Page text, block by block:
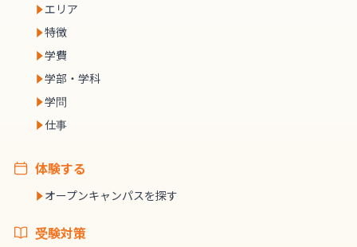
エリア
特徴
学費
学部・学科
学問
仕事
体験する
オープンキャンパスを探す
受験対策